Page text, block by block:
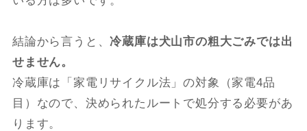
結論から言うと、冷蔵庫は犬山市の粗大ごみでは出
せません。
冷蔵庫は「家電リサイクル法」の対象（家電4品
目）なので、決められたルートで処分する必要があ
ります。